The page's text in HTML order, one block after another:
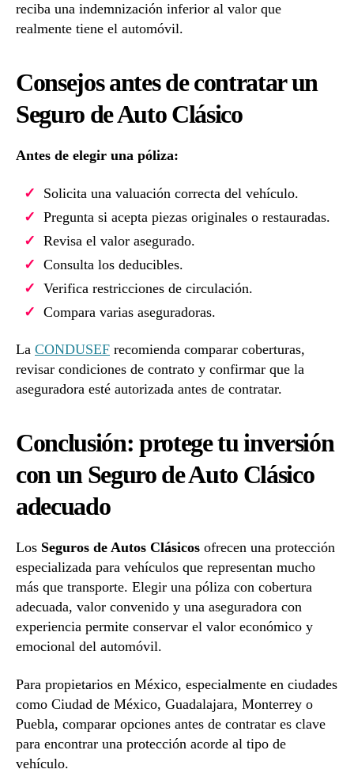
reciba una indemnización inferior al valor que
realmente tiene el automóvil.
Consejos antes de contratar un
Seguro de Auto Clásico
Antes de elegir una póliza:
Solicita una valuación correcta del vehículo.
Pregunta si acepta piezas originales o restauradas.
Revisa el valor asegurado.
Consulta los deducibles.
Verifica restricciones de circulación.
Compara varias aseguradoras.
La CONDUSEF recomienda comparar coberturas,
revisar condiciones de contrato y confirmar que la
aseguradora esté autorizada antes de contratar.
Conclusión: protege tu inversión
con un Seguro de Auto Clásico
adecuado
Los Seguros de Autos Clásicos ofrecen una protección
especializada para vehículos que representan mucho
más que transporte. Elegir una póliza con cobertura
adecuada, valor convenido y una aseguradora con
experiencia permite conservar el valor económico y
emocional del automóvil.
Para propietarios en México, especialmente en ciudades
como Ciudad de México, Guadalajara, Monterrey o
Puebla, comparar opciones antes de contratar es clave
para encontrar una protección acorde al tipo de
vehículo.